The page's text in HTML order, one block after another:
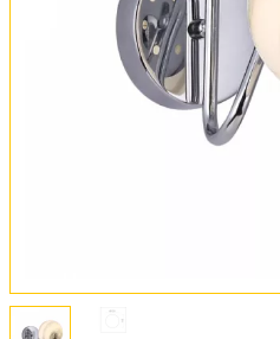
Обмен и возврат
Установка